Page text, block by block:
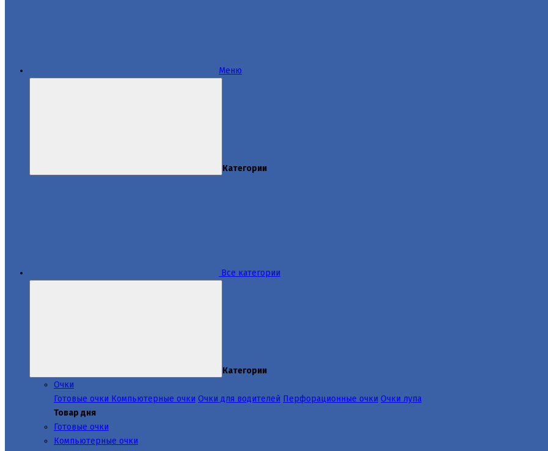
Меню
Категории
Все категории
Категории
Очки
Готовые очки Компьютерные очки Очки для водителей Перфорационные очки Очки лупа
Товар дня
Готовые очки
Компьютерные очки